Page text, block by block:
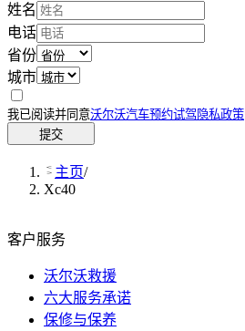
姓名
电话
省份
城市
我已阅读并同意沃尔沃汽车预约试驾隐私政策
提交
主页/
Xc40